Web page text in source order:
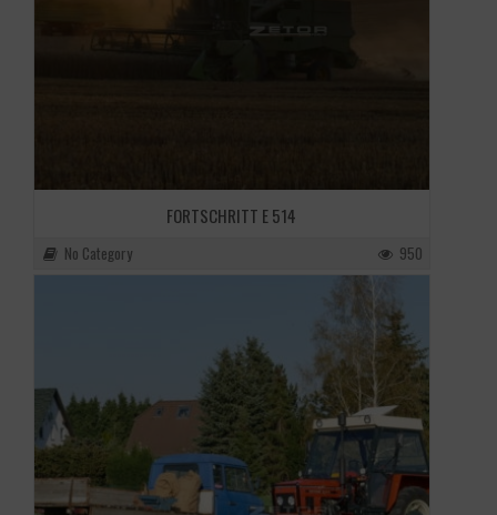
FORTSCHRITT E 514
No Category 950